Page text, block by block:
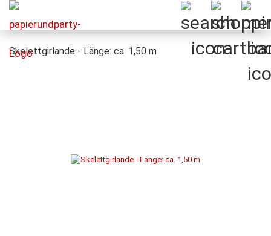
Skelettgirlande - Länge: ca. 1,50 m